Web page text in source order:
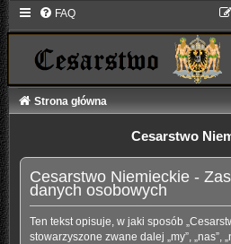
FAQ
Strona główna
Cesarstwo
Cesarstwo Niemieckie -
danych osobowych
Ten tekst opisuje, w jaki sposób
stowarzyszone zwane dalej „my”, „nas”,